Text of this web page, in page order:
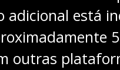
adicional está
outras